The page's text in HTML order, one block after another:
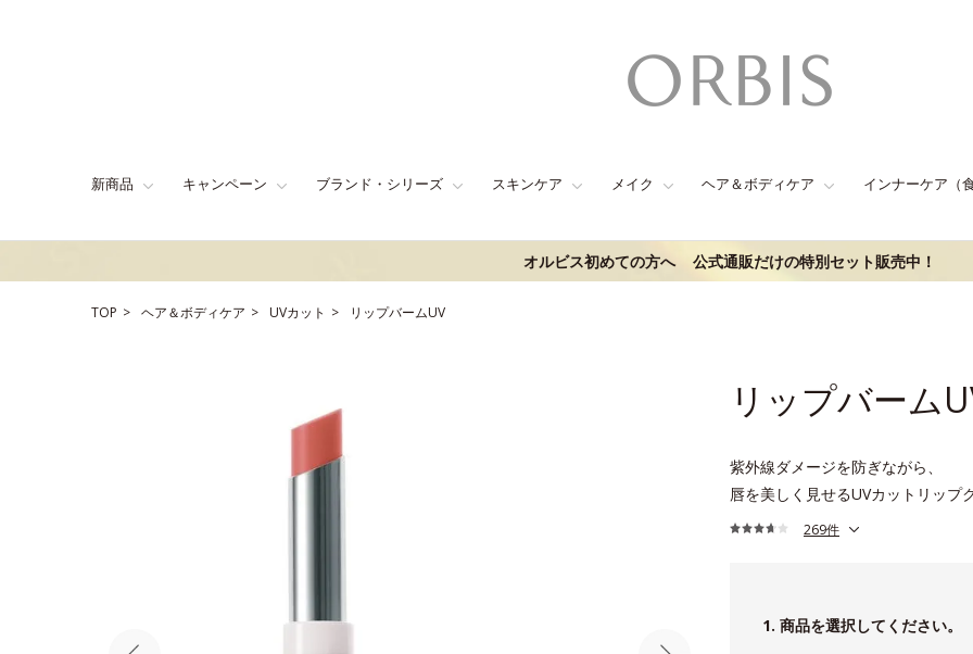
新商品 キャンペーン ブランド・シリーズ スキンケア メイク ヘア＆ボディケア インナーケア（
オルビス初めての方へ 公式通販だけの特別セット販売中！
TOP ヘア＆ボディケア UVカット リップバームUV
リップバーム
紫外線ダメージを防ぎながら、
唇を美しく見せるUVカットリップ
269件
1. 商品を選択してください。